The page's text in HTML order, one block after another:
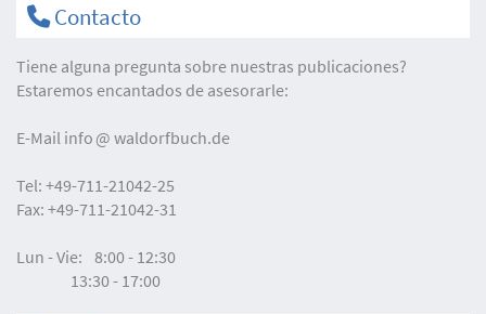
Contacto
Tiene alguna pregunta sobre nuestras publicaciones?
Estaremos encantados de asesorarle:
E-Mail info waldorfbuch.de
Tel: +49-711-21042-25
Fax: +49-711-21042-31
Lun - Vie: 8:00 - 12:30
13:30 - 17:00